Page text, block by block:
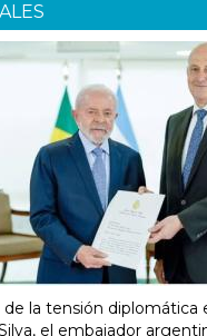
la tensión diplomática
el embajador